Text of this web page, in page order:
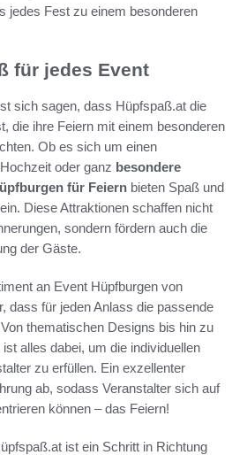
jedes Fest zu einem besonderen
für jedes Event
sich sagen, dass Hüpfspaß.at die
die ihre Feiern mit einem besonderen
Ob es sich um einen
oder ganz besondere
für Feiern bieten Spaß und
Diese Attraktionen schaffen nicht
sondern fördern auch die
der Gäste.
an Event Hüpfburgen von
dass für jeden Anlass die passende
thematischen Designs bis hin zu
alles dabei, um die individuellen
zu erfüllen. Ein exzellenter
ab, sodass Veranstalter sich auf
können – das Feiern!
ist ein Schritt in Richtung